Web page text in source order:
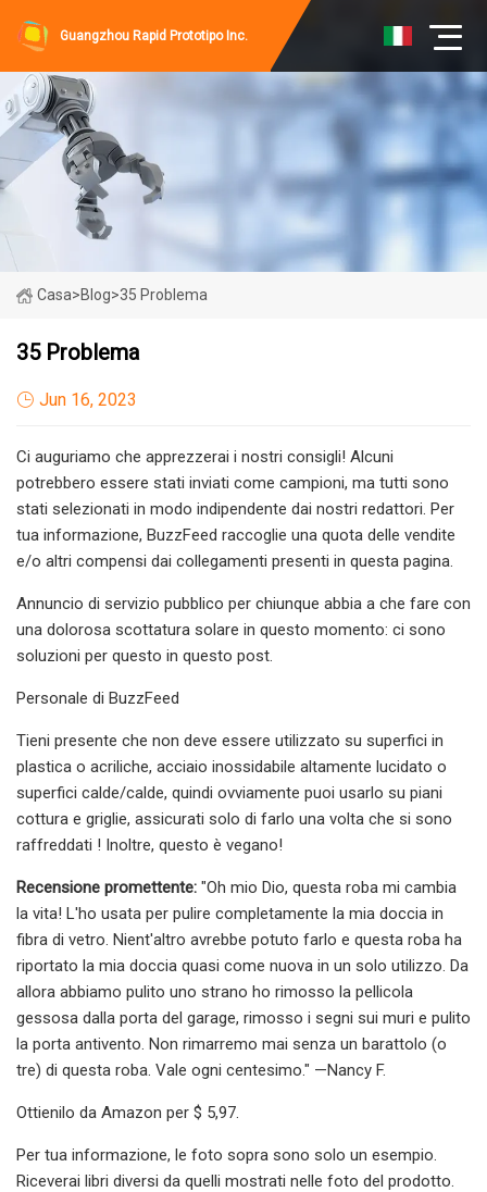
Guangzhou Rapid Prototipo Inc.
Casa>Blog>35 Problema
35 Problema
Jun 16, 2023
Ci auguriamo che apprezzerai i nostri consigli! Alcuni
potrebbero essere stati inviati come campioni, ma tutti sono
stati selezionati in modo indipendente dai nostri redattori. Per
tua informazione, BuzzFeed raccoglie una quota delle vendite
e/o altri compensi dai collegamenti presenti in questa pagina.
Annuncio di servizio pubblico per chiunque abbia a che fare con
una dolorosa scottatura solare in questo momento: ci sono
soluzioni per questo in questo post.
Personale di BuzzFeed
Tieni presente che non deve essere utilizzato su superfici in
plastica o acriliche, acciaio inossidabile altamente lucidato o
superfici calde/calde, quindi ovviamente puoi usarlo su piani
cottura e griglie, assicurati solo di farlo una volta che si sono
raffreddati ! Inoltre, questo è vegano!
Recensione promettente: "Oh mio Dio, questa roba mi cambia
la vita! L'ho usata per pulire completamente la mia doccia in
fibra di vetro. Nient'altro avrebbe potuto farlo e questa roba ha
riportato la mia doccia quasi come nuova in un solo utilizzo. Da
allora abbiamo pulito uno strano ho rimosso la pellicola
gessosa dalla porta del garage, rimosso i segni sui muri e pulito
la porta antivento. Non rimarremo mai senza un barattolo (o
tre) di questa roba. Vale ogni centesimo." —Nancy F.
Ottienilo da Amazon per $ 5,97.
Per tua informazione, le foto sopra sono solo un esempio.
Riceverai libri diversi da quelli mostrati nelle foto del prodotto.